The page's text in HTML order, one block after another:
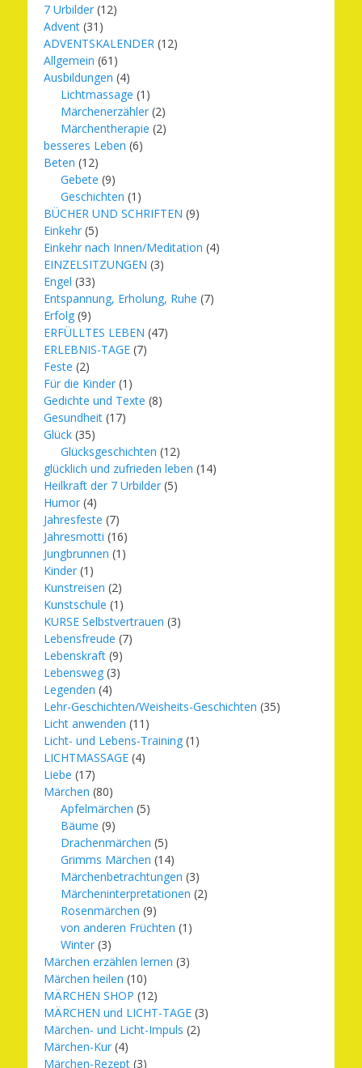
7 Urbilder (12)
Advent (31)
ADVENTSKALENDER (12)
Allgemein (61)
Ausbildungen (4)
Lichtmassage (1)
Märchenerzähler (2)
Märchentherapie (2)
besseres Leben (6)
Beten (12)
Gebete (9)
Geschichten (1)
BÜCHER UND SCHRIFTEN (9)
Einkehr (5)
Einkehr nach Innen/Meditation (4)
EINZELSITZUNGEN (3)
Engel (33)
Entspannung, Erholung, Ruhe (7)
Erfolg (9)
ERFÜLLTES LEBEN (47)
ERLEBNIS-TAGE (7)
Feste (2)
Für die Kinder (1)
Gedichte und Texte (8)
Gesundheit (17)
Glück (35)
Glücksgeschichten (12)
glücklich und zufrieden leben (14)
Heilkraft der 7 Urbilder (5)
Humor (4)
Jahresfeste (7)
Jahresmotti (16)
Jungbrunnen (1)
Kinder (1)
Kunstreisen (2)
Kunstschule (1)
KURSE Selbstvertrauen (3)
Lebensfreude (7)
Lebenskraft (9)
Lebensweg (3)
Legenden (4)
Lehr-Geschichten/Weisheits-Geschichten (35)
Licht anwenden (11)
Licht- und Lebens-Training (1)
LICHTMASSAGE (4)
Liebe (17)
Märchen (80)
Apfelmärchen (5)
Bäume (9)
Drachenmärchen (5)
Grimms Märchen (14)
Märchenbetrachtungen (3)
Märcheninterpretationen (2)
Rosenmärchen (9)
von anderen Früchten (1)
Winter (3)
Märchen erzählen lernen (3)
Märchen heilen (10)
MÄRCHEN SHOP (12)
MÄRCHEN und LICHT-TAGE (3)
Märchen- und Licht-Impuls (2)
Märchen-Kur (4)
Märchen-Rezept (3)